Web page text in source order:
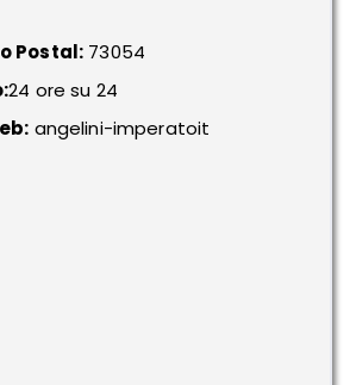
Postal: 73054
24 ore su 24
angelini-imperatoit